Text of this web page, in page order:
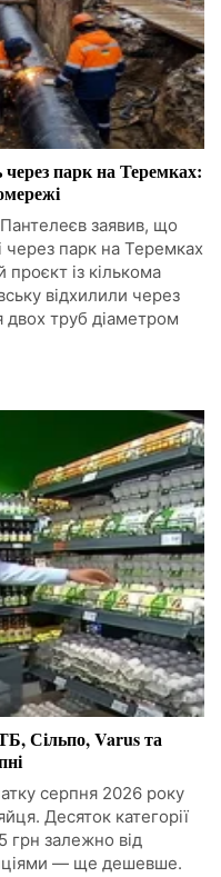
парк на Теремках:
заявив, що
парк на Теремках
проєкт із кількома
відхилили через
труб діаметром
Сільпо, Varus та
серпня 2026 року
Десяток категорії
грн залежно від
— ще дешевше.